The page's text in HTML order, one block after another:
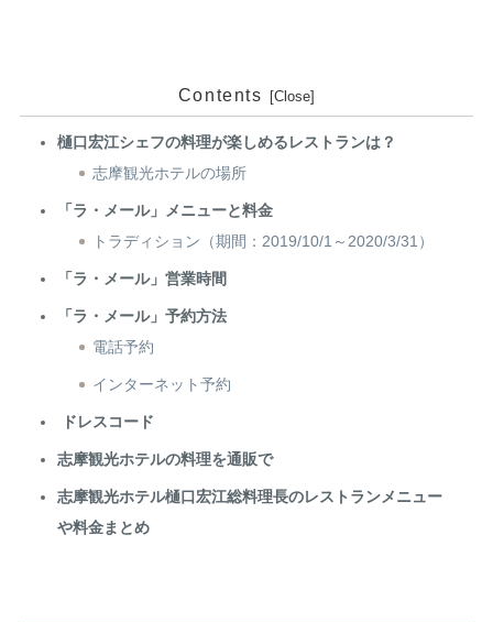
Contents
樋口宏江シェフの料理が楽しめるレストランは？
志摩観光ホテルの場所
「ラ・メール」メニューと料金
トラディション（期間：2019/10/1～2020/3/31）
「ラ・メール」営業時間
「ラ・メール」予約方法
電話予約
インターネット予約
ドレスコード
志摩観光ホテルの料理を通販で
志摩観光ホテル樋口宏江総料理長のレストランメニュー
や料金まとめ